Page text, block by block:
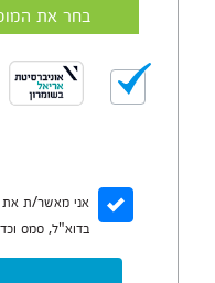
בחר את
אני מאשר/ת את
בדוא"ל, סמס